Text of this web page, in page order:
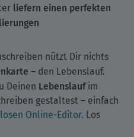
liefern einen perfekten
nützt Dir nichts
– den Lebenslauf.
Deinen Lebenslaufim
gestaltest – einfach
Online-Editor. Los